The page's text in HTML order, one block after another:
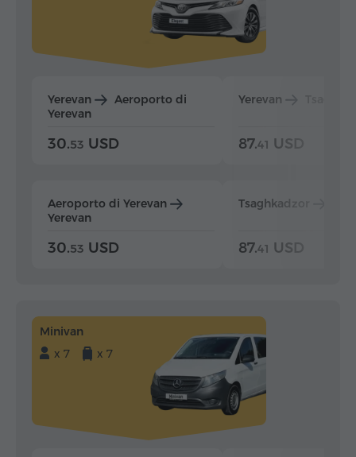
Yerevan
Aeroporto di
Yerevan
30.53 USD
Aeroporto di Yerevan
Yerevan
30.53 USD
Yerevan
87.41 USD
Tsaghkadzor
87.41 USD
Minivan
x 7
x 7